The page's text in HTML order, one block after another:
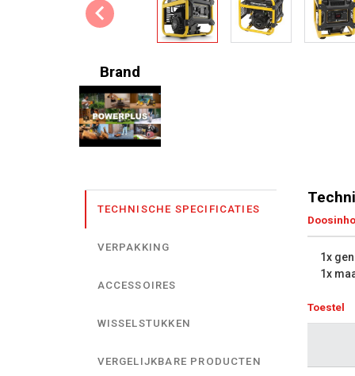
Brand
TECHNISCHE SPECIFICATIES
VERPAKKING
ACCESSOIRES
WISSELSTUKKEN
VERGELIJKBARE PRODUCTEN
1x
1x
Toestel